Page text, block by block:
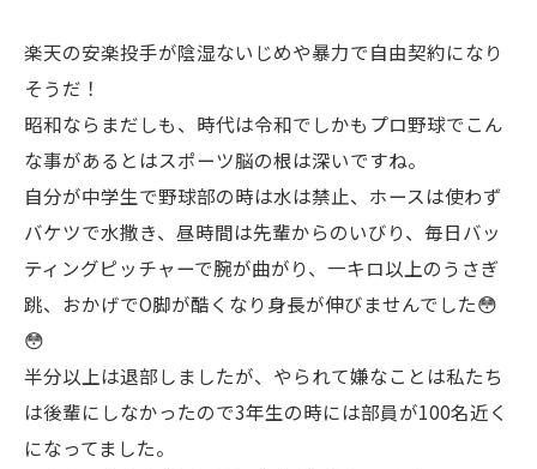
楽天の安楽投手が陰湿ないじめや暴力で自由契約になり
そうだ！
昭和ならまだしも、時代は令和でしかもプロ野球でこん
な事があるとはスポーツ脳の根は深いですね。
自分が中学生で野球部の時は水は禁止、ホースは使わず
バケツで水撒き、昼時間は先輩からのいびり、毎日バッ
ティングピッチャーで腕が曲がり、一キロ以上のうさぎ
跳、おかげでO脚が酷くなり身長が伸びませんでした😳
😳
半分以上は退部しましたが、やられて嫌なことは私たち
は後輩にしなかったので3年生の時には部員が100名近く
になってました。